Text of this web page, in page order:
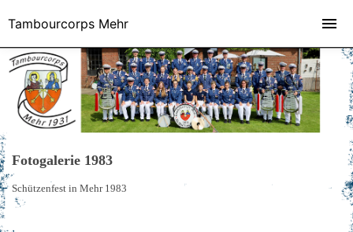
Fotogalerie 1983
Schützenfest in Mehr 1983
Tambourcorps Mehr